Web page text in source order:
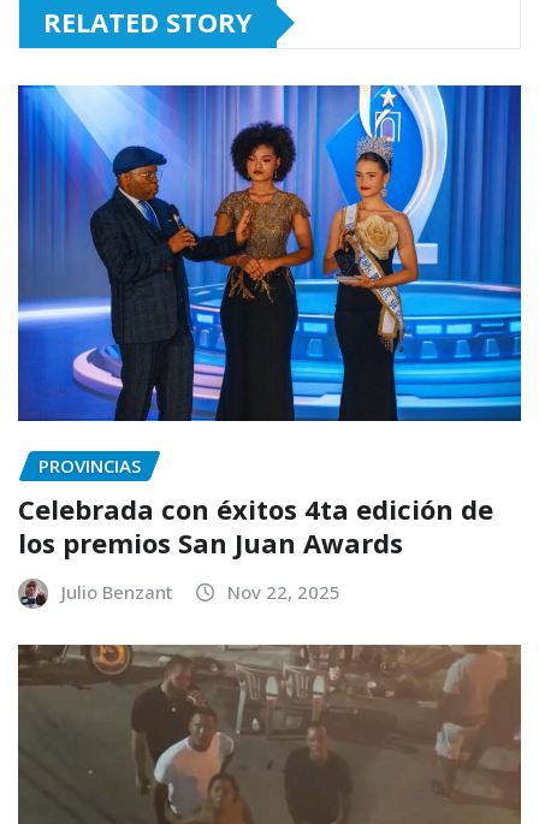
RELATED STORY
PROVINCIAS
Celebrada con éxitos 4ta edición de
los premios San Juan Awards
Julio Benzant Nov 22, 2025